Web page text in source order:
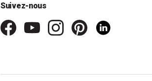
Suivez-nous